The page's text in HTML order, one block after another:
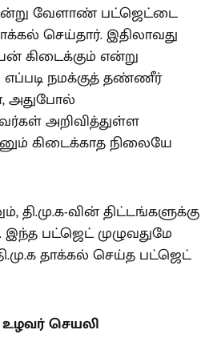
வேளாண் பட்ஜெட்டை
செய்தார். இதிலாவது
கிடைக்கும் என்று
எப்படி நமக்குத் தண்ணீர்
அதுபோல்
அறிவித்துள்ள
கிடைக்காத நிலையே
தி.மு.க-வின் திட்டங்களுக்கு
இந்த பட்ஜெட் முழுவதுமே
தாக்கல் செய்த பட்ஜெட்
செயலி